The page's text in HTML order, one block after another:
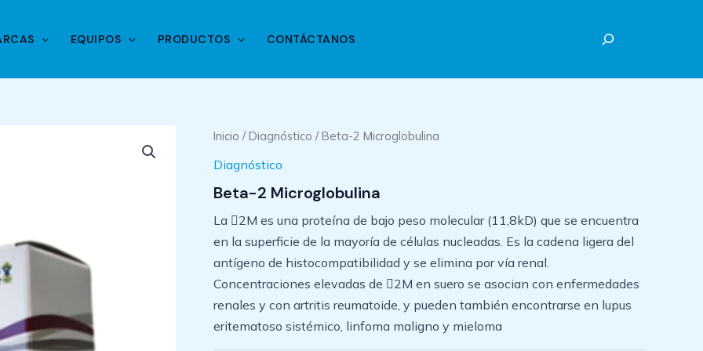
EQUIPOS PRODUCTOS CONTÁCTANOS
Inicio /Diagnóstico / Beta-2 Microglobulina
Diagnóstico
Beta-2 Microglobulina
La 2M es una proteína de bajo peso molecular (11,8kD) que se encuentra
en la superficie de la mayoría de células nucleadas. Es la cadena ligera del
antígeno de histocompatibilidad y se elimina por vía renal.
Concentraciones elevadas de 2M en suero se asocian con enfermedades
renales y con artritis reumatoide, y pueden también encontrarse en lupus
eritematoso sistémico, linfoma maligno y mieloma